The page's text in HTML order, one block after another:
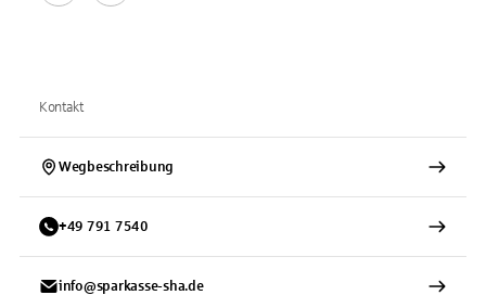
Kontakt
Wegbeschreibung
+49 791 7540
info@sparkasse-sha.de